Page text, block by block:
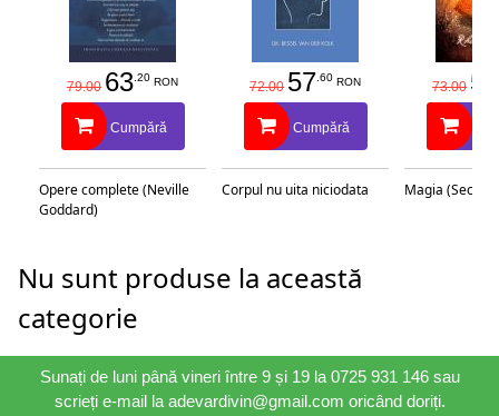
79.00 63.20 RON
Cumpără
Opere complete (Neville
Goddard)
72.00 57.60 RON
Cumpără
Corpul nu uita niciodata
73.00 58
Magia
Nu sunt produse la această
categorie
Sunați de luni până vineri între 9 și 19 la 0725 931 146 sau
scrieți e-mail la adevardivin@gmail.com oricând doriți.